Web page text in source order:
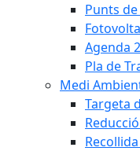
Punts
Agenda
Pla de
Medi
Targeta